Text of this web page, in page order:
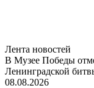
Лента новостей
В Музее Победы
Ленинградской
08.08.2026